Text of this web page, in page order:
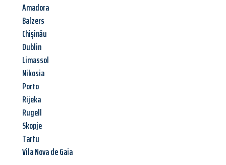
Amadora
Balzers
Chișinău
Dublin
Limassol
Nikosia
Porto
Rijeka
Rugell
Skopje
Tartu
Vila Nova de Gaia